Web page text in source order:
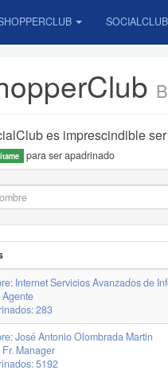
SOCIALCLUB
es imprescindible
para ser apadrinado
Internet Servicios Avanzados de
Agente
283
José Antonio Olombrada Martin
Manager
5192